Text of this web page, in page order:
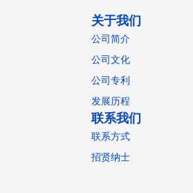
关于我们
公司简介
公司文化
公司专利
发展历程
联系我们
联系方式
招贤纳士